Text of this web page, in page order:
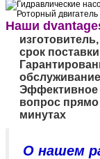
Наши
срок поставки
Эффективное
вопрос прямо
минутах
О нашем